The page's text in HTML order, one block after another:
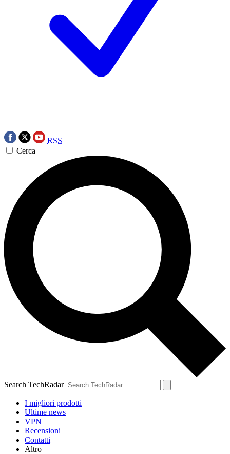
RSS
Cerca
Search TechRadar
I migliori prodotti
Ultime news
VPN
Recensioni
Contatti
Altro